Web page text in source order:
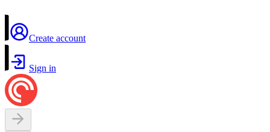
Create account
Sign in